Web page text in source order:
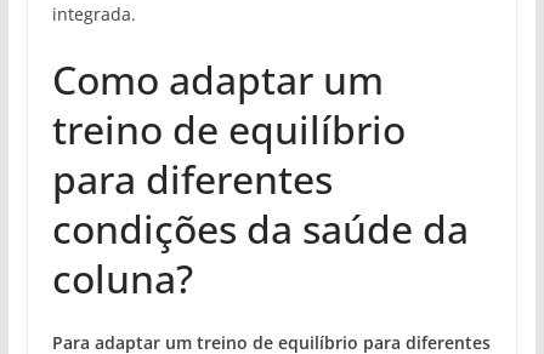
integrada.
Como adaptar um
treino de equilíbrio
para diferentes
condições da saúde da
coluna?
Para adaptar um treino de equilíbrio para diferentes